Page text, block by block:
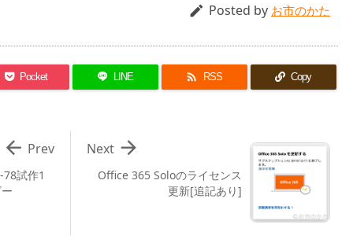
 Posted by お市のかた
Pocket LINE  RSS Copy
Office 365 Soloのライセンス
更新[追記あり]

Next
試作1
 Prev